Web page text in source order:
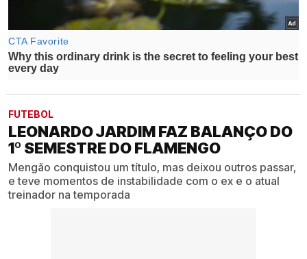
FUTEBOL
LEONARDO JARDIM FAZ BALANÇO DO
1º SEMESTRE DO FLAMENGO
Mengão conquistou um título, mas deixou outros passar,
e teve momentos de instabilidade com o ex e o atual
treinador na temporada